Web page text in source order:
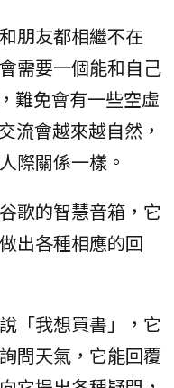
朋友都相繼不在
需要一個能和自己
難免會有一些空虛
流會越來越自然，
際關係一樣。
歌的智慧音箱，它
出各種相應的回
「我想買書」，它
問天氣，它能回覆